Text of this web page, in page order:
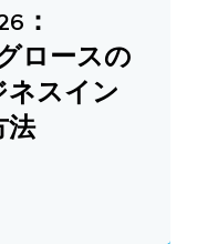
：
ロースの
スイン
法